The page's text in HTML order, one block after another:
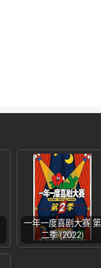
一年一度喜剧大赛 第
二季 (2022)